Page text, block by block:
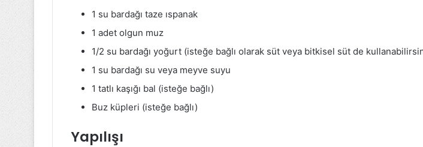
1 su bardağı taze ıspanak
1 adet olgun muz
1/2 su bardağı yoğurt (isteğe bağlı olarak süt veya bitkisel süt de
1 su bardağı su veya meyve suyu
1 tatlı kaşığı bal (isteğe bağlı)
Buz küpleri (isteğe bağlı)
Yapılışı